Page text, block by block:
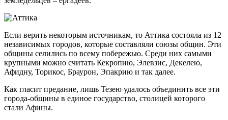
Если верить некоторым источникам, то Аттика состояла из 12
независимых городов, которые составляли союзы общин. Эти
общины селились по всему побережью. Среди них самыми
крупными можно считать Кекропию, Элевзис, Декелею,
Афидну, Торикос, Браурон, Эпакрию и так далее.
Как гласит предание, лишь Тезею удалось объединить все эти
города-общины в единое государство, столицей которого
стали Афины.